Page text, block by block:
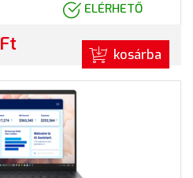
ELÉRHETŐ
kosárba